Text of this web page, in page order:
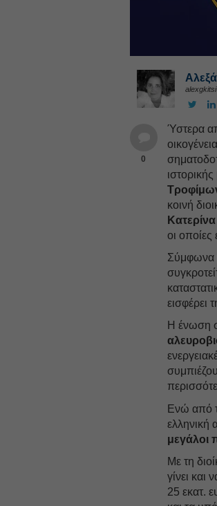
0
Ύστερα
κοινή
οι οποίες
Σύμφωνα
εισφέρει
Η ένωση
Ενώ από
ελληνική
μεγάλοι
Με τη
γίνει
25 εκατ.